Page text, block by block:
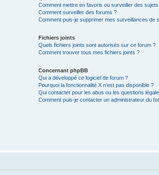
Comment mettre en favoris ou surveiller des
Comment surveiller des forums ?
Comment puis-je supprimer mes surveillances de
Fichiers joints
Quels fichiers joints sont autorisés sur ce forum ?
Comment trouver tous mes fichiers joints ?
Concernant phpBB
Qui a développé ce logiciel de forum ?
Pourquoi la fonctionnalité X n’est pas disponible ?
Qui contacter pour les abus ou les questions
Comment puis-je contacter un administrateur du